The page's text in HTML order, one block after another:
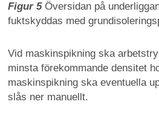
Figur 5 Översidan på
fuktskyddas med
Vid maskinspikning ska
minsta förekommande densitet
maskinspikning ska eventuella
slås ner manuellt.